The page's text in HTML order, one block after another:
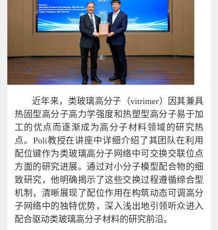
近年来，类玻璃高分子（vitrimer）因其兼具
热固型高分子高力学强度和热塑型高分子易于加
工的优点而逐渐成为高分子材料领域的研究热
点。Poli教授在讲座中详细介绍了其团队在利用
配位键作为类玻璃高分子网络中可交换交联位点
方面的研究进展。通过对小分子模型配合物的细
致研究，他明确揭示了这些交换过程遵循缔合型
机制，清晰展现了配位作用在构筑动态可调高分
子网络中的独特优势，深入浅出地引领听众进入
配合驱动类玻璃高分子材料的研究前沿。